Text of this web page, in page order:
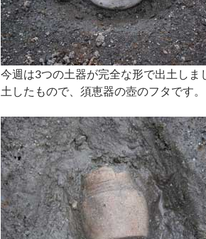
今週は3つの土器が完全な形で出土しま
土したもので、須恵器の壺のフタです。